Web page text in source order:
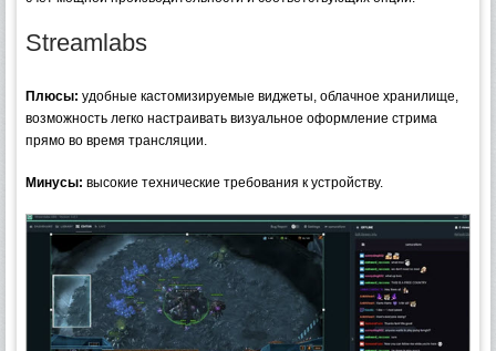
Streamlabs
Плюсы: удобные кастомизируемые виджеты, облачное хранилище,
возможность легко настраивать визуальное оформление стрима
прямо во время трансляции.
Минусы: высокие технические требования к устройству.